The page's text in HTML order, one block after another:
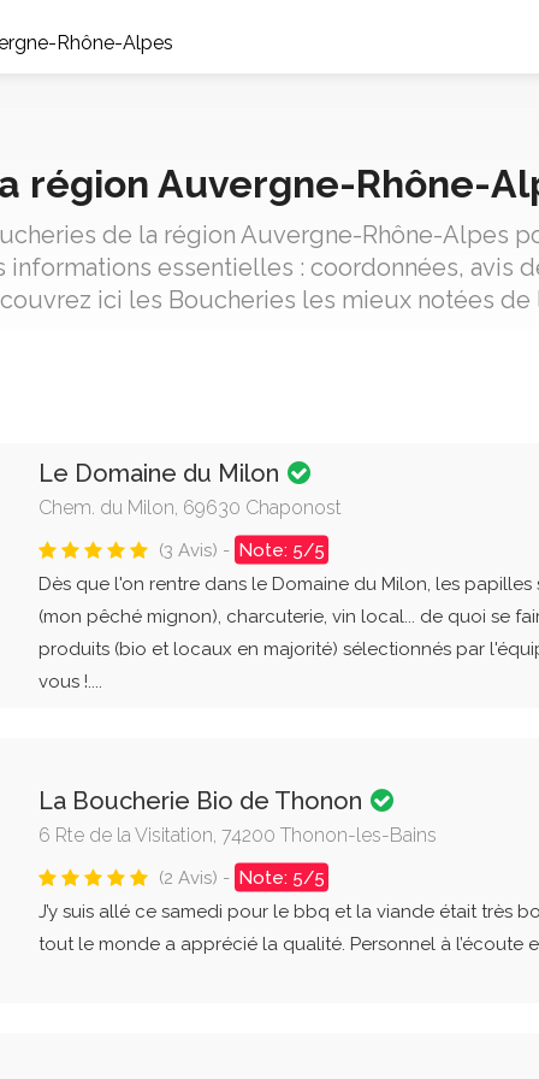
Rhône-Alpes
région Auvergne-Rhône-
de la région Auvergne-Rhône-Alpes
essentielles : coordonnées, avis
ici les Boucheries les mieux notées
Le Domaine du Milon
Chem. du Milon, 69630 Chaponost
(3 Avis) - Note: 5/5
Dès que l'on rentre dans le Domaine du Milon, les papilles
(mon pêché mignon), charcuterie, vin local... de quoi se
produits (bio et locaux en majorité) sélectionnés par
vous !....
La Boucherie Bio de Thonon
6 Rte de la Visitation, 74200 Thonon-les-Bains
(2 Avis) - Note: 5/5
J’y suis allé ce samedi pour le bbq et la viande était très
tout le monde a apprécié la qualité. Personnel à l’écoute